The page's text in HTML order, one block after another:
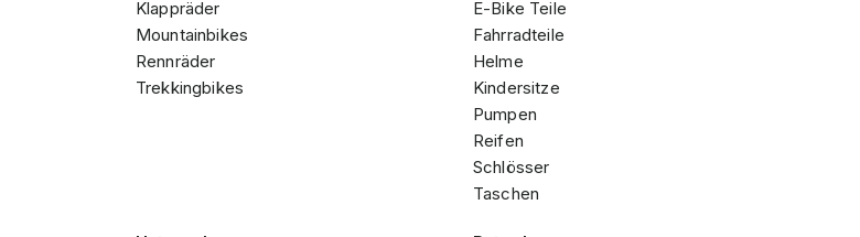
Klappräder
Mountainbikes
Rennräder
Trekkingbikes
E-Bike Teile
Fahrradteile
Helme
Kindersitze
Pumpen
Reifen
Schlösser
Taschen